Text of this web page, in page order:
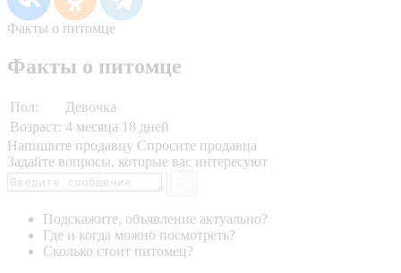
Факты о питомце
Факты о питомце
Пол:
Девочка
Возраст: 4 месяца 18 дней
Напишите продавцу Спросите продавца
Задайте вопросы, которые вас интересуют
Подскажите, объявление актуально?
Где и когда можно посмотреть?
Сколько стоит питомец?